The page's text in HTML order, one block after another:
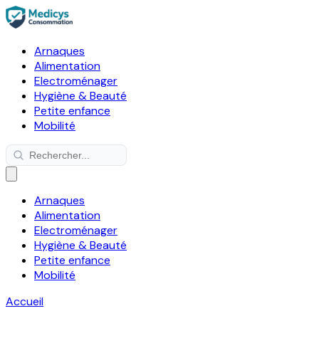
Arnaques
Alimentation
Electroménager
Hygiène & Beauté
Petite enfance
Mobilité
Arnaques
Alimentation
Electroménager
Hygiène & Beauté
Petite enfance
Mobilité
Accueil